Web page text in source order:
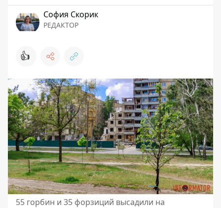
София Скорик
РЕДАКТОР
👍
55 горбин и 35 форзиций высадили на